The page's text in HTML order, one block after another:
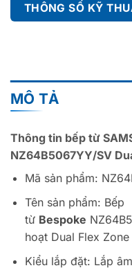
THÔNG SỐ KỸ
MÔ TẢ
Thông tin bếp từ
NZ64B5067YY/SV
Mã sản phẩm:
Tên sản phẩm: Bếp
từ Bespoke
hoạt Dual Flex Zone
Kiểu lắp đặt: Lắp âm